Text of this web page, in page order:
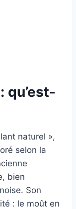
qu’est-
naturel »,
selon la
bien
Son
: le moût en